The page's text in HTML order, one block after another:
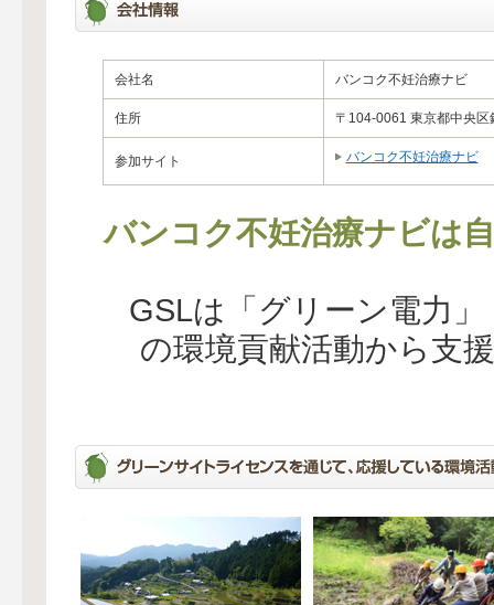
会社名 バンコク不妊治療ナビ
住所 〒104-0061 東京都中央
参加サイト バンコク不妊治療ナビ
バンコク不妊治療ナビは
GSLは「グリーン電力
の環境貢献活動から支